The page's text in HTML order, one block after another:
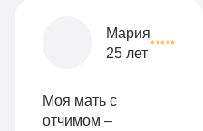
Оптимальный
опции
Индивидуальная
Мария
25 лет
Моя мать с
отчимом –